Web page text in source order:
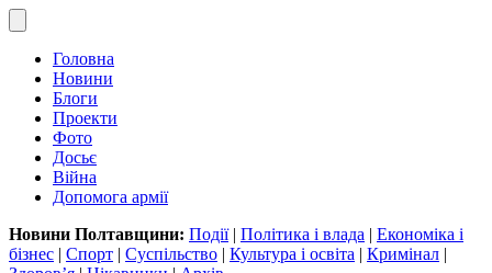
Головна
Новини
Блоги
Проекти
Фото
Досьє
Війна
Допомога армії
Новини Полтавщини: Події| Політика і влада | Економіка і
бізнес | Спорт | Суспільство | Культура і освіта | Кримінал |